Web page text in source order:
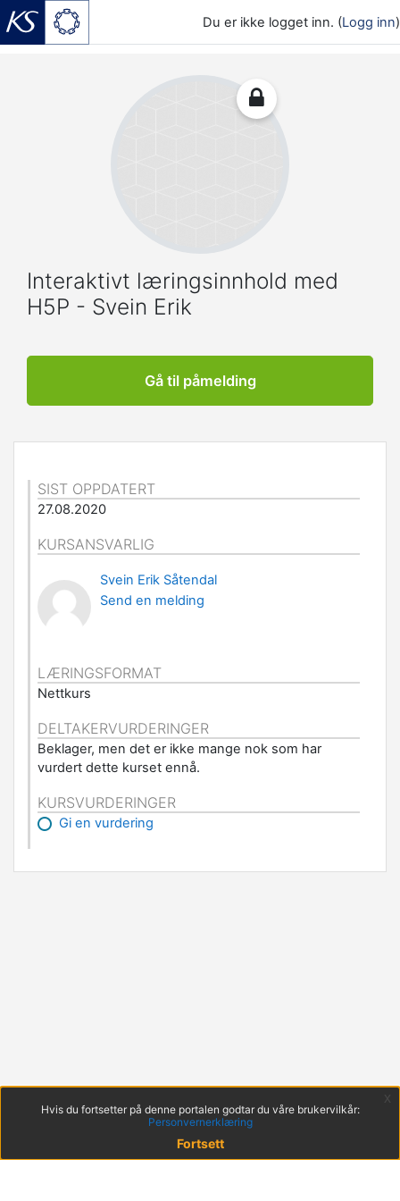
Du er ikke logget inn. (Logg inn)
Interaktivt læringsinnhold med
H5P - Svein Erik
Gå til påmelding
SIST OPPDATERT
27.08.2020
KURSANSVARLIG
Svein Erik Såtendal
Send en melding
LÆRINGSFORMAT
Nettkurs
DELTAKERVURDERINGER
Beklager, men det er ikke mange nok som har
vurdert dette kurset ennå.
KURSVURDERINGER
Gi en vurdering
Hvis du fortsetter på denne portalen godtar du våre brukervilkår:
Personvernerklæring
Fortsett
x